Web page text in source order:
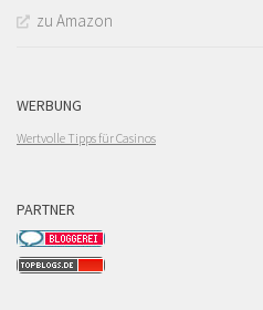
zu Amazon
WERBUNG
Wertvolle Tipps für Casinos
PARTNER